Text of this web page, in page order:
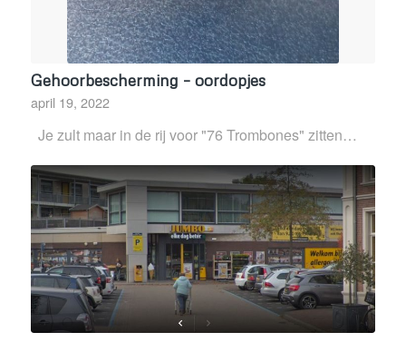
Gehoorbescherming – oordopjes
april 19, 2022
Je zult maar in de rij voor "76 Trombones" zitten…